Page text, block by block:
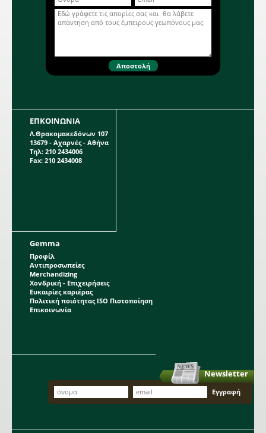
ΕΠΚΟΙΝΩΝΙΑ
Λ.Θρακομακεδόνων 107
13679 - Αχαρνές - Αθήνα
Τηλ: 210 2434006
Fax: 210 2434008
Gemma
Προφίλ
Αντιπροσωπείες
Merchandizing
Χονδρική - Επιχειρήσεις
Ευκαιρίες καριέρας
Πολιτική ποιότητας ISO Πιστοποίηση
Επικοινωνία
Newsletter